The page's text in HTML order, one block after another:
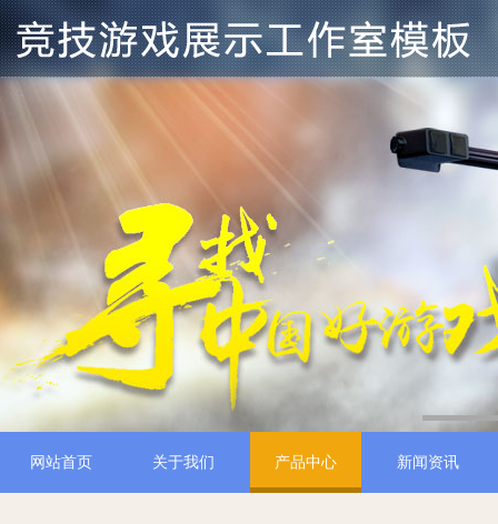
1
网站首页 关于我们 产品中心 新闻资讯